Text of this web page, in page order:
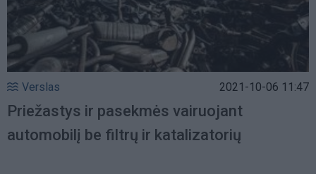
Verslas 2021-10-06 11:47
Priežastys ir pasekmės vairuojant
automobilį be filtrų ir katalizatorių